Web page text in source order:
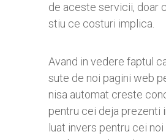
de aceste servicii, doar
stiu ce costuri implica.
Avand in vedere faptul
sute de noi pagini web
nisa automat creste
pentru cei deja prezenti
luat invers pentru cei